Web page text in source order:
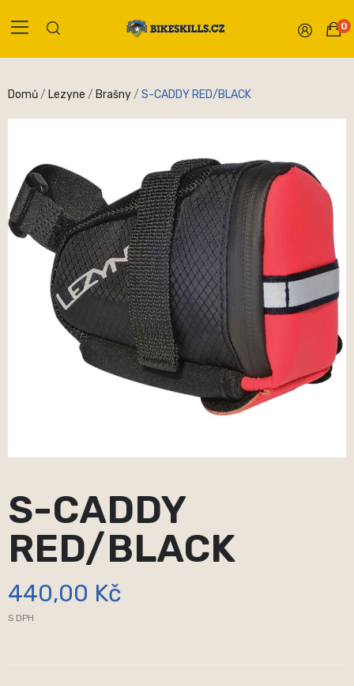
0
Domů Lezyne Brašny S-CADDY RED/BLACK
S-CADDY
RED/BLACK
440,00 Kč
S DPH